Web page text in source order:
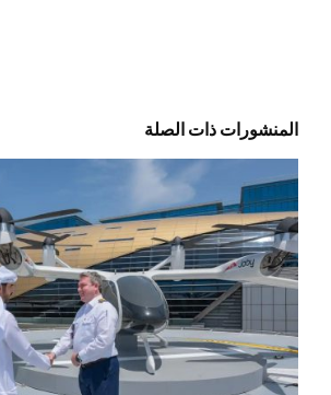
المنشورات ذات الصلة